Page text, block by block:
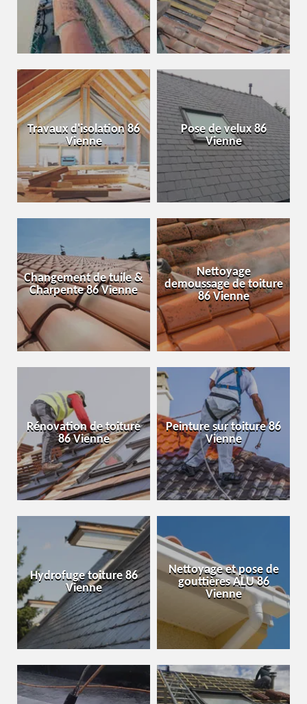
Travaux d'isolation 86
Vienne
Pose de velux 86
Vienne
Changement de tuile &
Charpente 86 Vienne
Nettoyage
demoussage de toiture
86 Vienne
Rénovation de toiture
86 Vienne
Peinture sur toiture 86
Vienne
Hydrofuge toiture 86
Vienne
Nettoyage et pose de
gouttières ALU 86
Vienne